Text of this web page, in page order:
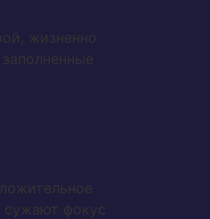
жизненно
сужают фокус